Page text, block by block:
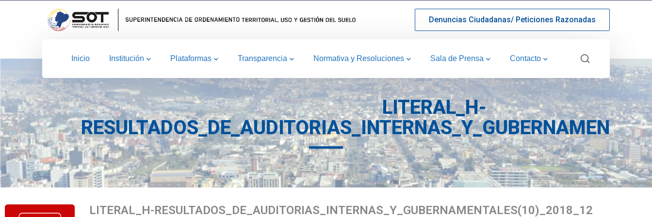
Denuncias Ciudadanas/ Peticiones Razonadas
Inicio Institución Plataformas Transparencia Normativa y Resoluciones Sala de Prensa Contacto
LITERAL_H-
LITERAL_H-RESULTADOS_DE_AUDITORIAS_INTERNAS_Y_GUBERNAMENTALES(10)_2018_12